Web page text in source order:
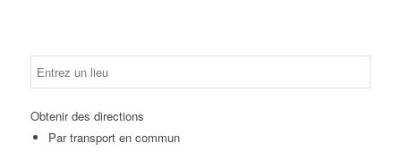
Obtenir des directions
Par transport en commun